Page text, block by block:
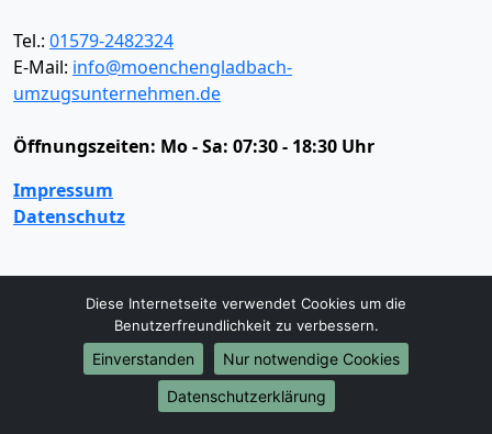
Tel.: 01579-2482324
E-Mail: info@moenchengladbach-
umzugsunternehmen.de
Öffnungszeiten: Mo - Sa: 07:30 - 18:30 Uhr
Impressum
Datenschutz
Umzugsservice
Umzugsservice Behördenumzug
Büroumzug
Fernumzug
Firmenumzug
Laborumzug
Praxisumzug
Privatumzug
Studentenumzug
Beiladung
Diese Internetseite verwendet Cookies um die
Benutzerfreundlichkeit zu verbessern.
Einverstanden
Nur notwendige Cookies
Datenschutzerklärung